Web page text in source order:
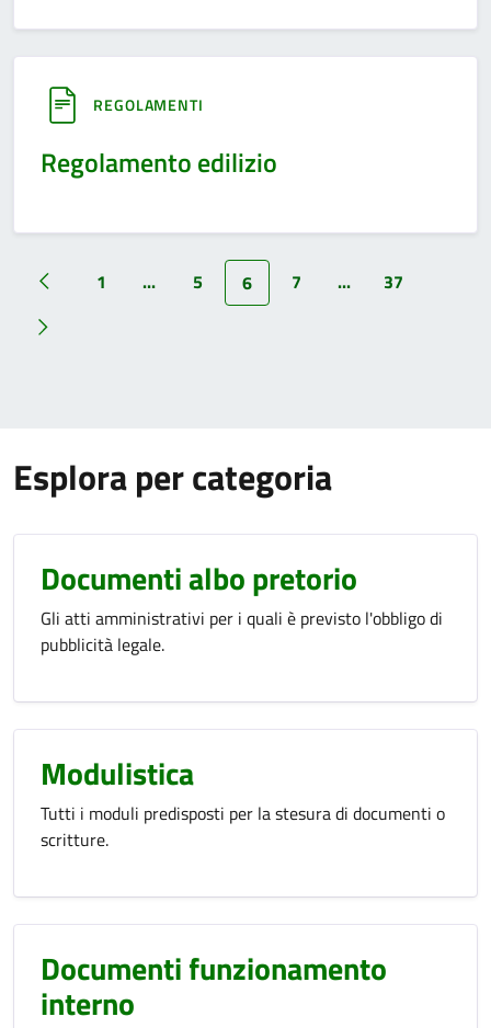
REGOLAMENTI
Regolamento edilizio
1 ... 5 6 7 ... 37
Esplora per categoria
Documenti albo pretorio
Gli atti amministrativi per i quali è previsto l'obbligo di
pubblicità legale.
Modulistica
Tutti i moduli predisposti per la stesura di documenti o
scritture.
Documenti funzionamento
interno